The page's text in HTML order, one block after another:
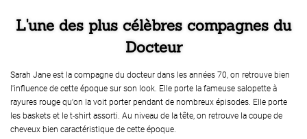
L'une des plus célèbres compagnes du
Docteur
Sarah Jane est la compagne du docteur dans les années 70, on retrouve bien
l'influence de cette époque sur son look. Elle porte la fameuse salopette à
rayures rouge qu'on la voit porter pendant de nombreux épisodes. Elle porte
les baskets et le t-shirt assorti. Au niveau de la tête, on retrouve la coupe de
cheveux bien caractéristique de cette époque.